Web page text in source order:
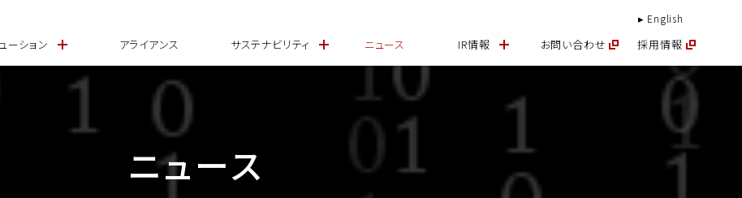
English
ーション アライアンス サステナビリティ ニュース IR情報 お問い合わせ 採用情報
ニュース